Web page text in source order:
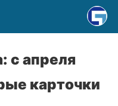
с апреля
карточки